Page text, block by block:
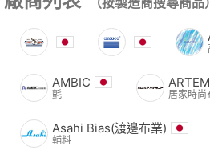
AMBIC
氈 居家時尚
Asahi Bias(渡邊布業)
輔料